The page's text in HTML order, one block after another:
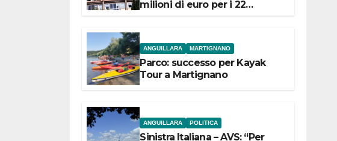
milioni di euro per i 22
ANGUILLARA MARTIGNANO
Parco: successo per Kayak
Tour a Martignano
ANGUILLARA POLITICA
Sinistra Italiana – AVS: “Per